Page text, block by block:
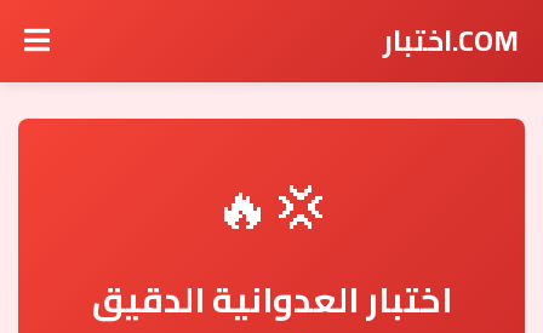
COM.اختبار
💢🔥
اختبار العدوانية الدقيق